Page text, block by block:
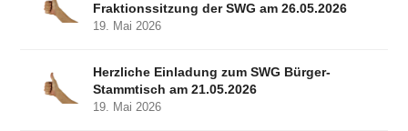
Fraktionssitzung der SWG am 26.05.2026
19. Mai 2026
Herzliche Einladung zum SWG Bürger-
Stammtisch am 21.05.2026
19. Mai 2026